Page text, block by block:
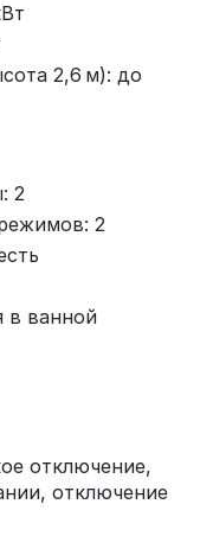
2,6 м): до
2
2
в ванной
отключение,
отключение